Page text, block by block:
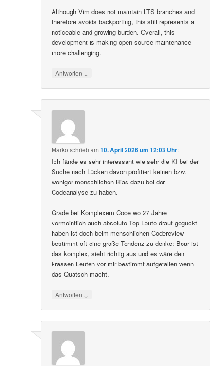
Although Vim does not maintain LTS branches and
therefore avoids backporting, this still represents a
noticeable and growing burden. Overall, this
development is making open source maintenance
more challenging.
Antworten ↓
Marko schriebam10. April 2026 um 12:03 Uhr:
Ich fände es sehr interessant wie sehr die KI bei der
Suche nach Lücken davon profitiert keinen bzw.
weniger menschlichen Bias dazu bei der
Codeanalyse zu haben.
Grade bei Komplexem Code wo 27 Jahre
vermeintlich auch absolute Top Leute drauf geguckt
haben ist doch beim menschlichen Codereview
bestimmt oft eine große Tendenz zu denke: Boar ist
das komplex, sieht richtig aus und es wäre den
krassen Leuten vor mir bestimmt aufgefallen wenn
das Quatsch macht.
Antworten ↓